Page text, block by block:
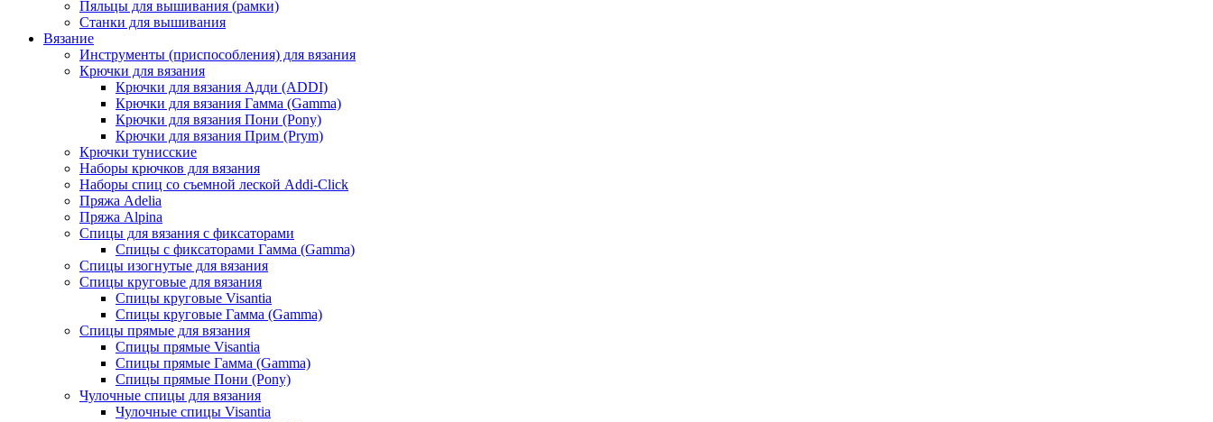
Пяльцы для вышивания (рамки)
Станки для вышивания
Вязание
Инструменты (приспособления) для вязания
Крючки для вязания
Крючки для вязания Адди (ADDI)
Крючки для вязания Гамма (Gamma)
Крючки для вязания Пони (Pony)
Крючки для вязания Прим (Prym)
Крючки тунисские
Наборы крючков для вязания
Наборы спиц со съемной леской Addi-Click
Пряжа Adelia
Пряжа Alpina
Спицы для вязания с фиксаторами
Спицы с фиксаторами Гамма (Gamma)
Спицы изогнутые для вязания
Спицы круговые для вязания
Спицы круговые Visantia
Спицы круговые Гамма (Gamma)
Спицы прямые для вязания
Спицы прямые Visantia
Спицы прямые Гамма (Gamma)
Спицы прямые Пони (Pony)
Чулочные спицы для вязания
Чулочные спицы Visantia